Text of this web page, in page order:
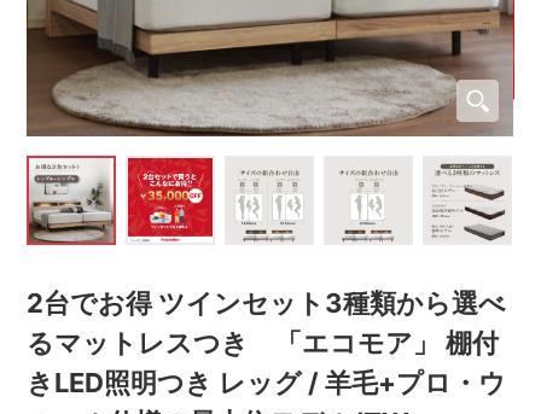
2台でお得 ツインセット3種類から選べ
るマットレスつき 「エコモア」 棚付
きLED照明つき レッグ / 羊毛+プロ・ウ